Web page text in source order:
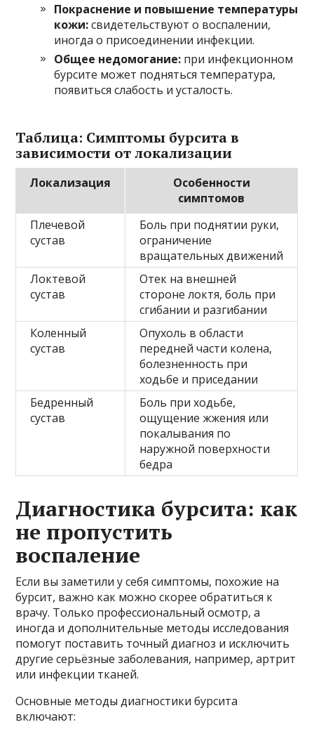
Покраснение и повышение температуры
кожи:свидетельствуют о воспалении,
иногда о присоединении инфекции.
Общее недомогание: при инфекционном
бурсите может подняться температура,
появиться слабость и усталость.
Таблица: Симптомы бурсита в
зависимости от локализации
Локализация
Особенности
симптомов
Плечевой
сустав
Боль при поднятии руки,
ограничение
вращательных движений
Локтевой
сустав
Отек на внешней
стороне локтя, боль при
сгибании и разгибании
Коленный
сустав
Опухоль в области
передней части колена,
болезненность при
ходьбе и приседании
Бедренный
сустав
Боль при ходьбе,
ощущение жжения или
покалывания по
наружной поверхности
бедра
Диагностика бурсита: как
не пропустить
воспаление
Если вы заметили у себя симптомы, похожие на
бурсит, важно как можно скорее обратиться к
врачу. Только профессиональный осмотр, а
иногда и дополнительные методы исследования
помогут поставить точный диагноз и исключить
другие серьёзные заболевания, например, артрит
или инфекции тканей.
Основные методы диагностики бурсита
включают: